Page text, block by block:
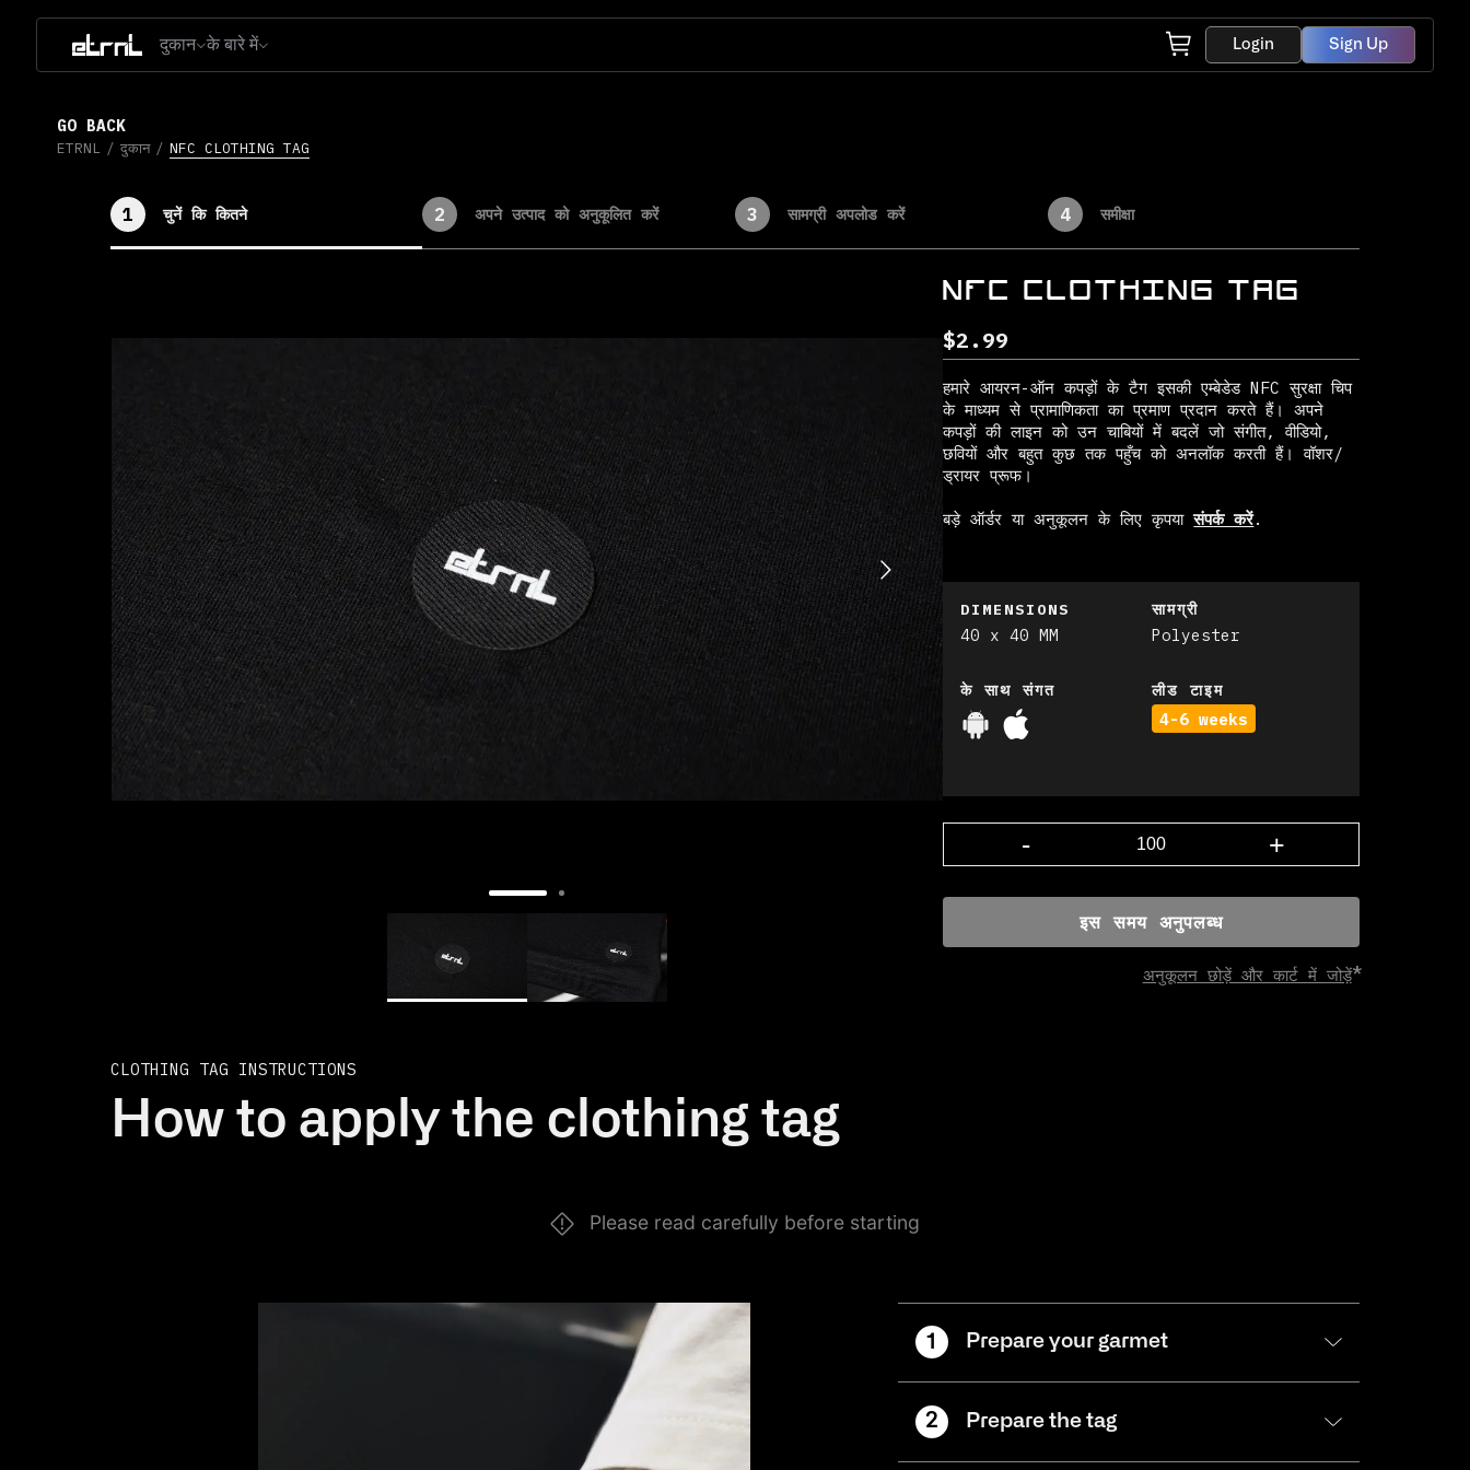
दुकान के बारे में Login Sign Up
GO BACK
ETRNL / दुकान / NFC CLOTHING TAG
1 चुनें कि कितने 2 अपने उत्पाद को अनुकूलित करें 3 सामग्री अपलोड करें 4 समीक्षा
NFC CLOTHING TAG
$2.99
हमारे आयरन-ऑन कपड़ों के टैग इसकी एम्बेडेड NFC सुरक्षा चिप
के माध्यम से प्रामाणिकता का प्रमाण प्रदान करते हैं। अपने
कपड़ों की लाइन को उन चाबियों में बदलें जो संगीत, वीडियो,
छवियों और बहुत कुछ तक पहुँच को अनलॉक करती हैं। वॉशर/
ड्रायर प्रूफ।
बड़े ऑर्डर या अनुकूलन के लिए कृपयासंपर्क करें.
DIMENSIONS
40 x 40 MM
सामग्री
Polyester
के साथ संगत लीड टाइम
4-6 weeks
- +
इस समय अनुपलब्ध
अनुकूलन छोड़ें और कार्ट में जोड़ें
CLOTHING TAG INSTRUCTIONS
How to apply the clothing tag
Please read carefully before starting
1 Prepare your garmet
2 Prepare the tag